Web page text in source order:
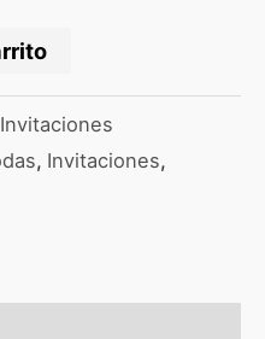
Invitaciones
, Invitaciones,